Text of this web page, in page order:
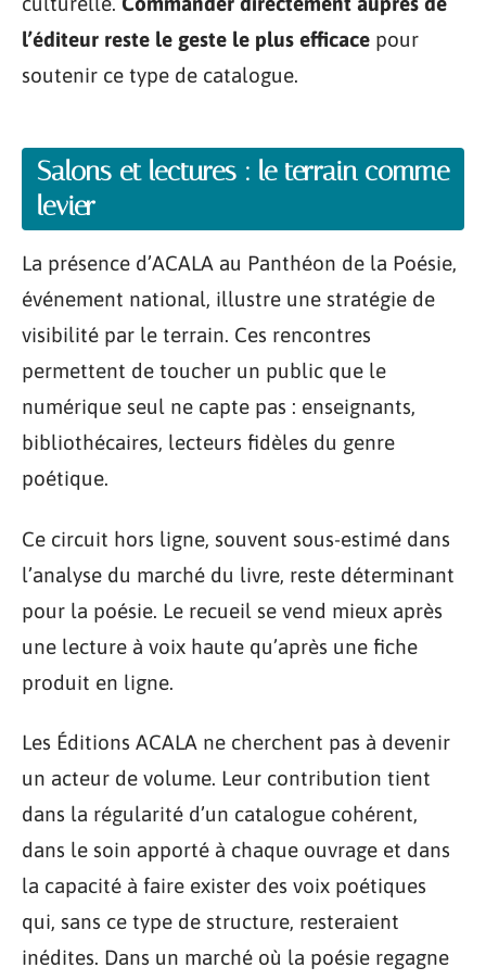
l’éditeur reste le geste le plus efficace pour
soutenir ce type de catalogue.
Salons et lectures : le terrain comme
levier
La présence d’ACALA au Panthéon de la Poésie,
événement national, illustre une stratégie de
visibilité par le terrain. Ces rencontres
permettent de toucher un public que le
numérique seul ne capte pas : enseignants,
bibliothécaires, lecteurs fidèles du genre
poétique.
Ce circuit hors ligne, souvent sous-estimé dans
l’analyse du marché du livre, reste déterminant
pour la poésie. Le recueil se vend mieux après
une lecture à voix haute qu’après une fiche
produit en ligne.
Les Éditions ACALA ne cherchent pas à devenir
un acteur de volume. Leur contribution tient
dans la régularité d’un catalogue cohérent,
dans le soin apporté à chaque ouvrage et dans
la capacité à faire exister des voix poétiques
qui, sans ce type de structure, resteraient
inédites. Dans un marché où la poésie regagne